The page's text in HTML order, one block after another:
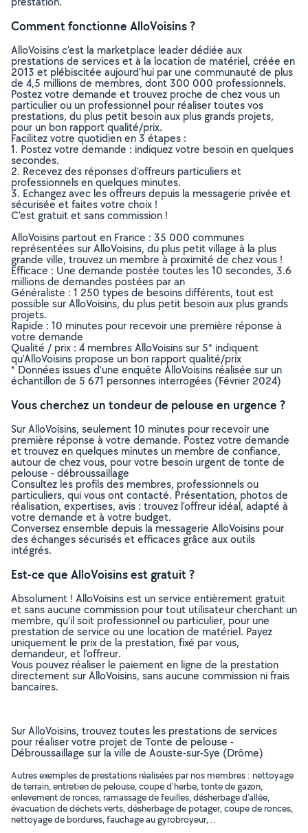
Comment fonctionne AlloVoisins ?
AlloVoisins c’est la marketplace leader dédiée aux
prestations de services et à la location de matériel, créée en
2013 et plébiscitée aujourd’hui par une communauté de plus
de 4,5 millions de membres, dont 300 000 professionnels.
Postez votre demande et trouvez proche de chez vous un
particulier ou un professionnel pour réaliser toutes vos
prestations, du plus petit besoin aux plus grands projets,
pour un bon rapport qualité/prix.
Facilitez votre quotidien en 3 étapes :
1. Postez votre demande : indiquez votre besoin en quelques
secondes.
2. Recevez des réponses d’offreurs particuliers et
professionnels en quelques minutes.
3. Echangez avec les offreurs depuis la messagerie privée et
sécurisée et faites votre choix !
C’est gratuit et sans commission !
AlloVoisins partout en France : 35 000 communes
représentées sur AlloVoisins, du plus petit village à la plus
grande ville, trouvez un membre à proximité de chez vous !
Efficace : Une demande postée toutes les 10 secondes, 3.6
millions de demandes postées par an
Généraliste : 1 250 types de besoins différents, tout est
possible sur AlloVoisins, du plus petit besoin aux plus grands
projets.
Rapide : 10 minutes pour recevoir une première réponse à
votre demande
Qualité / prix : 4 membres AlloVoisins sur 5* indiquent
qu’AlloVoisins propose un bon rapport qualité/prix
* Données issues d’une enquête AlloVoisins réalisée sur un
échantillon de 5 671 personnes interrogées (Février 2024)
Vous cherchez un tondeur de pelouse en urgence ?
Sur AlloVoisins, seulement 10 minutes pour recevoir une
première réponse à votre demande. Postez votre demande
et trouvez en quelques minutes un membre de confiance,
autour de chez vous, pour votre besoin urgent de tonte de
pelouse - débroussaillage
Consultez les profils des membres, professionnels ou
particuliers, qui vous ont contacté. Présentation, photos de
réalisation, expertises, avis : trouvez l'offreur idéal, adapté à
votre demande et à votre budget.
Conversez ensemble depuis la messagerie AlloVoisins pour
des échanges sécurisés et efficaces grâce aux outils
intégrés.
Est-ce que AlloVoisins est gratuit ?
Absolument ! AlloVoisins est un service entièrement gratuit
et sans aucune commission pour tout utilisateur cherchant un
membre, qu’il soit professionnel ou particulier, pour une
prestation de service ou une location de matériel. Payez
uniquement le prix de la prestation, fixé par vous,
demandeur, et l’offreur.
Vous pouvez réaliser le paiement en ligne de la prestation
directement sur AlloVoisins, sans aucune commission ni frais
bancaires.
Sur AlloVoisins, trouvez toutes les prestations de services
pour réaliser votre projet de Tonte de pelouse -
Débroussaillage sur la ville de Aouste-sur-Sye (Drôme)
Autres exemples de prestations réalisées par nos membres : nettoyage
de terrain, entretien de pelouse, coupe d'herbe, tonte de gazon,
enlevement de ronces, ramassage de feuilles, désherbage d'allée,
évacuation de déchets verts, désherbage de potager, coupe de ronces,
nettoyage de bordures, fauchage au gyrobroyeur, ..